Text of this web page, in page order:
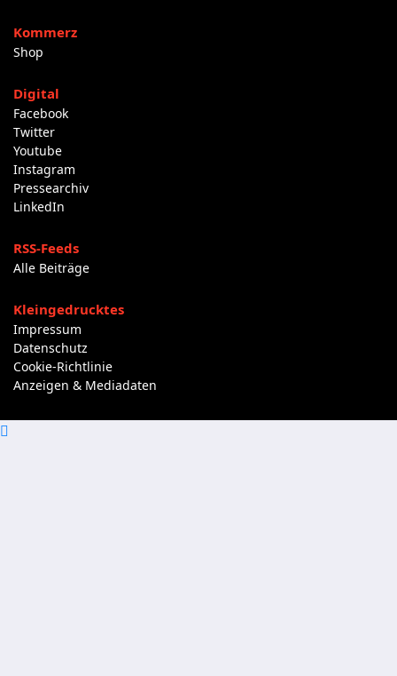
Kommerz
Shop
Digital
Facebook
Twitter
Youtube
Instagram
Pressearchiv
LinkedIn
RSS-Feeds
Alle Beiträge
Kleingedrucktes
Impressum
Datenschutz
Cookie-Richtlinie
Anzeigen & Mediadaten